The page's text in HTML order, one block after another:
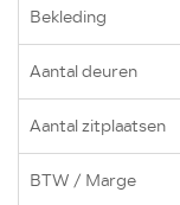
Bekleding
Aantal deuren
Aantal zitplaatsen
BTW / Marge